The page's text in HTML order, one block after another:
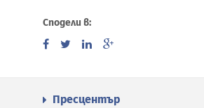
Сподели в:
Пресцентър